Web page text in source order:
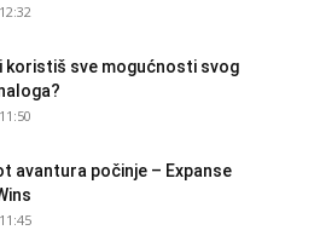
koristiš sve mogućnosti svog
avantura počinje – Expanse